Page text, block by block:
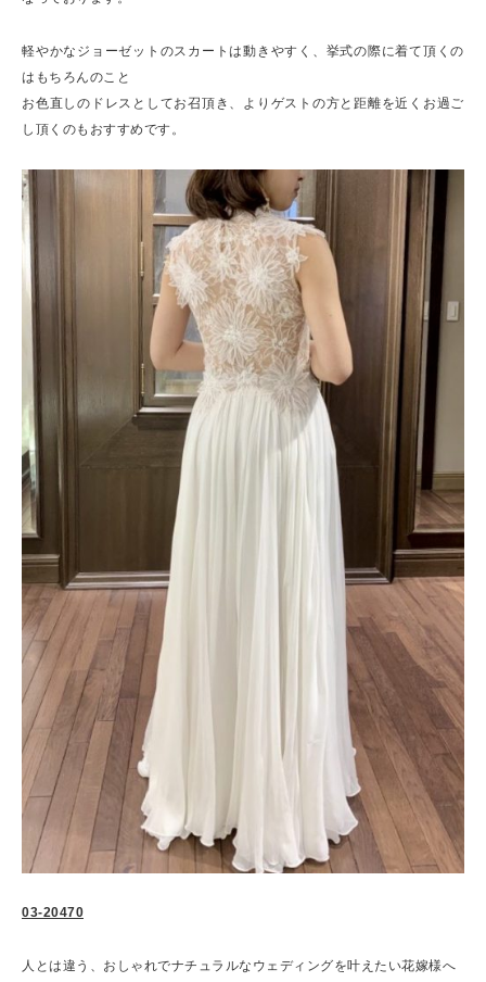
軽やかなジョーゼットのスカートは動きやすく、挙式の際に着て頂くの
はもちろんのこと
お色直しのドレスとしてお召頂き、よりゲストの方と距離を近くお過ご
し頂くのもおすすめです。
03-20470
人とは違う、おしゃれでナチュラルなウェディングを叶えたい花嫁様へ